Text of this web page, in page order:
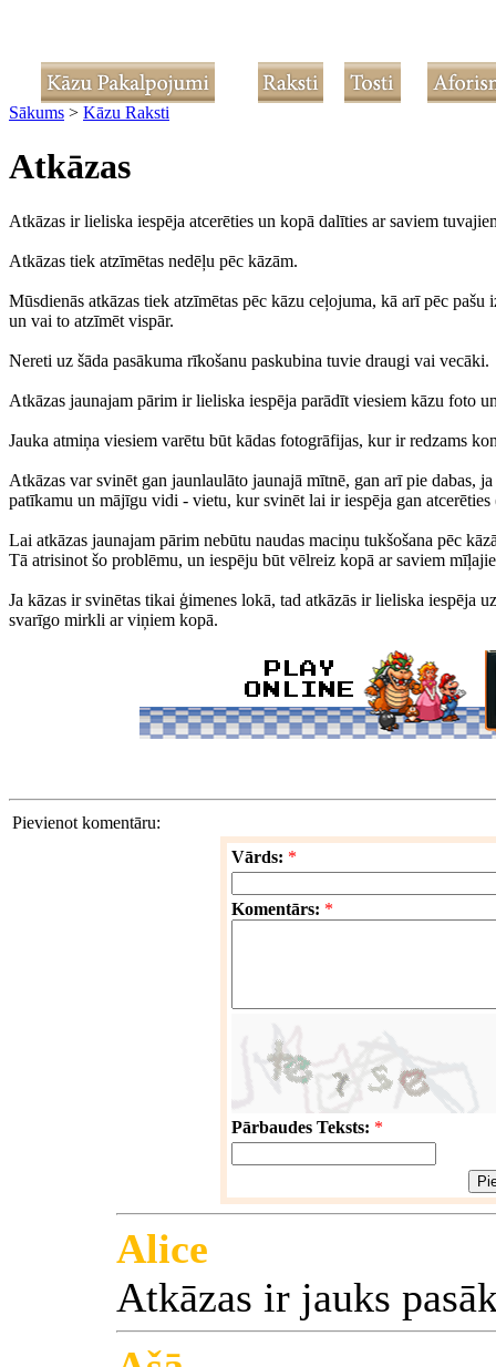
Sākums > Kāzu Raksti
Atkāzas
Atkāzas ir lieliska iespēja atcerēties un kopā dalīties ar saviem
Atkāzas tiek atzīmētas nedēļu pēc kāzām.
Mūsdienās atkāzas tiek atzīmētas pēc kāzu ceļojuma, kā arī pēc
un vai to atzīmēt vispār.
Nereti uz šāda pasākuma rīkošanu paskubina tuvie draugi vai vecāki.
Atkāzas jaunajam pārim ir lieliska iespēja parādīt viesiem kāzu foto
Jauka atmiņa viesiem varētu būt kādas fotogrāfijas, kur ir redzams
Atkāzas var svinēt gan jaunlaulāto jaunajā mītnē, gan arī pie dabas,
patīkamu un mājīgu vidi - vietu, kur svinēt lai ir iespēja gan
Lai atkāzas jaunajam pārim nebūtu naudas maciņu tukšošana pēc
Tā atrisinot šo problēmu, un iespēju būt vēlreiz kopā ar saviem
Ja kāzas ir svinētas tikai ģimenes lokā, tad atkāzās ir lieliska iespēja
svarīgo mirkli ar viņiem kopā.
Pievienot komentāru:
Vārds: *
Komentārs: *
Pārbaudes Teksts: *
Alice
Atkāzas ir jauks